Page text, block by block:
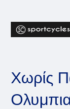
content
Χωρίς